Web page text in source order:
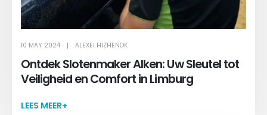
10 MAY 2024 ALEXEI HIZHENOK
Ontdek Slotenmaker Alken: Uw Sleutel tot
Veiligheid en Comfort in Limburg
LEES MEER+